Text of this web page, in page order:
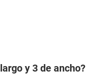
y 3 de ancho?